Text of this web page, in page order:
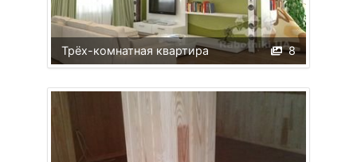
8
Трёх-комнатная квартира